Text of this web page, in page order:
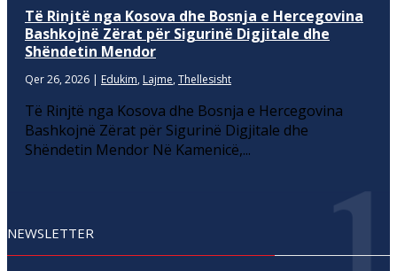
Të Rinjtë nga Kosova dhe Bosnja e Hercegovina
Bashkojnë Zërat për Sigurinë Digjitale dhe
Shëndetin Mendor
Qer 26, 2026 | Edukim, Lajme, Thellesisht
Të Rinjtë nga Kosova dhe Bosnja e Hercegovina
Bashkojnë Zërat për Sigurinë Digjitale dhe
Shëndetin Mendor Në Kamenicë,...
NEWSLETTER